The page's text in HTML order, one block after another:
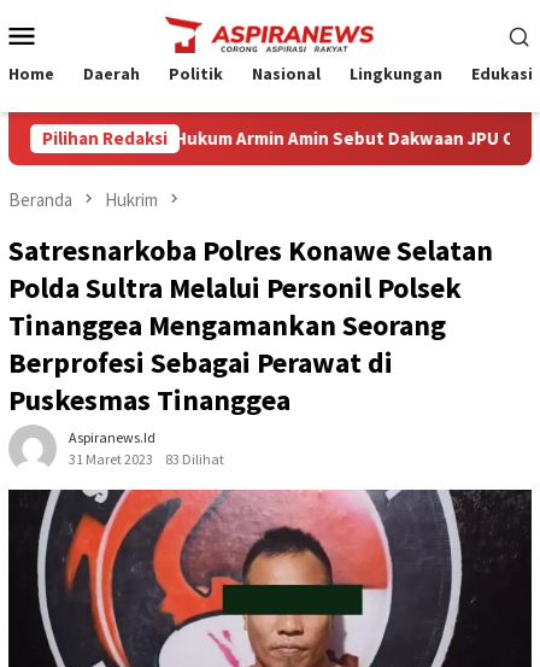
ke
Mobile
Home Daerah Politik Nasional Lingkungan Edukasi
Pilihan Redaksi
Kuasa Hukum Armin Amin Sebut Dakwaan JPU Cacat
Beranda Hukrim
Satresnarkoba Polres Konawe Selatan
Polda Sultra Melalui Personil Polsek
Tinanggea Mengamankan Seorang
Berprofesi Sebagai Perawat di
Puskesmas Tinanggea
Aspiranews.id
31 Maret 2023
83 Dilihat